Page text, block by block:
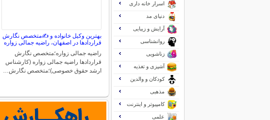
بهترین وکیل خانواده و ✍️متخصص نگارش
قراردادها در اصفهان، راضیه جمالی زواره
راضیه جمالی زواره؛متخصص نگارش
قراردادها راضیه جمالی زواره (کارشناس
ارشد حقوق خصوصی)؛متخصص نگارش…
اسرار خانه داری
دنیای مد
آرایش و زیبایی
روانشناسی
زناشویی
آشپزی و تغذیه
کودکان و والدین
مذهبی
کامپیوتر و اینترنت
علمی